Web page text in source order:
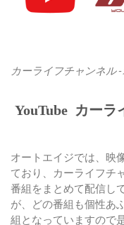
カーライフチャンネル
YouTube カーラ
オートエイジでは、映
ており、カーライフチ
番組をまとめて配信し
が、どの番組も個性あ
組となっていますので